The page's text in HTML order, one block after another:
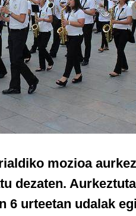
mozioa
dezaten.
6 urteetan udalak